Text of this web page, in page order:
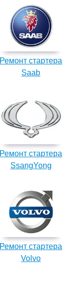
Ремонт стартера
Saab
Ремонт стартера
SsangYong
Ремонт стартера
Volvo